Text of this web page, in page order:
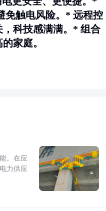
免触电风险。* 远程控
，科技感满满。* 组合
家庭。
。在应
力供应